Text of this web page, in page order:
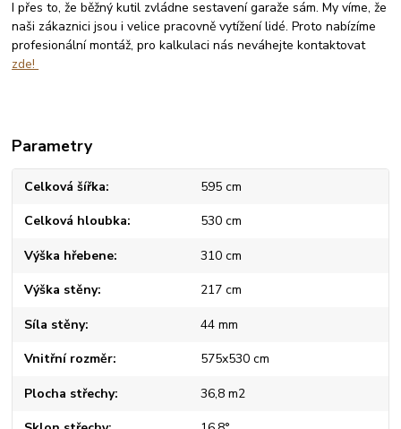
I přes to, že běžný kutil zvládne sestavení garaže sám. My víme, že
naši zákaznici jsou i velice pracovně vytížení lidé. Proto nabízíme
profesionální montáž, pro kalkulaci nás neváhejte kontaktovat
zde!
Parametry
Celková šířka 595 cm
Celková hloubka 530 cm
Výška hřebene 310 cm
Výška stěny 217 cm
Síla stěny 44 mm
Vnitřní rozměr 575x530 cm
Plocha střechy 36,8 m2